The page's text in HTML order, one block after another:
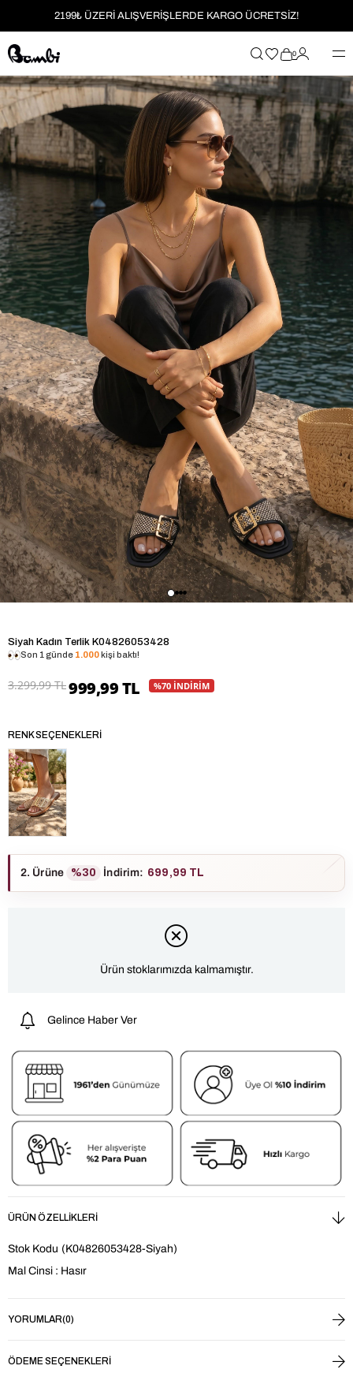
2199₺ ÜZERİ ALIŞVERİŞLERDE KARGO ÜCRETSİZ!
MOBİL UYGULAMAYA ÖZEL İLK ALIŞVERİŞİNİZE %5 İNDİRİM
HER SİPARİŞTE %2 PARAPUAN
2199₺ ÜZERİ ALIŞVERİŞLERDE KARGO ÜCRETSİZ!
0
Siyah Kadın Terlik K04826053428
Son 1 günde 1.000kişi baktı!
3.299,99 TL999,99 TL %70 İNDİRİM
RENK SEÇENEKLERI
2. Ürüne %30 İndirim: 699,99 TL
Ürün stoklarımızda kalmamıştır.
Gelince Haber Ver
ÜRÜN ÖZELLIKLERI
Stok Kodu (K04826053428-Siyah)
Mal Cinsi : Hasır
YORUMLAR(0)
ÖDEME SEÇENEKLERI